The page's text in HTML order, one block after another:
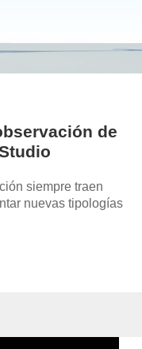
de
siempre traen
nuevas tipologías
author/